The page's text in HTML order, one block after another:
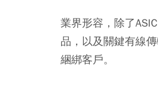
業界形容，除了
品，以及關鍵有線
綑綁客戶。